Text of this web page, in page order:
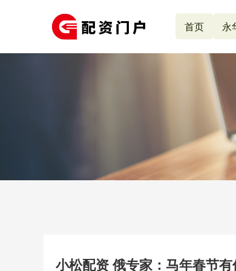
首页 永
小松配资 俄专家：马年春节有